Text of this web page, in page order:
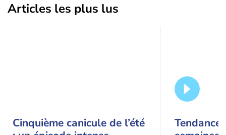
Articles les plus lus
Cinquième canicule de l’été
Tendance